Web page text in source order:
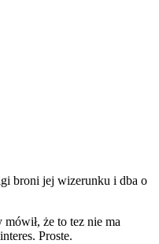
broni jej wizerunku i dba o
że to tez nie ma
Proste.